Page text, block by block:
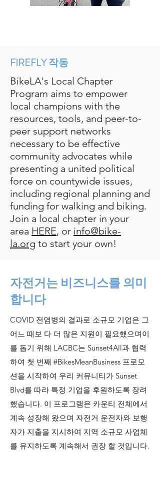
FIREFLY 작동
BikeLA's Local Chapter
Program aims to empower
local champions with the
resources, tools, and peer-to-
peer support networks
necessary to be effective
community advocates while
presenting a united political
force on countywide issues,
including regional planning and
funding for walking and biking.
Join a local chapter in your
area HERE, or info@bike-
la.org to start your own!
자전거는 비즈니스를 의미
합니다
COVID 전염병의 결과로 소규모 기업은 그
어느 때보 다 더 많은 지원이 필요했으며이
를 돕기 위해 LACBC는 Sunset4All과 협력
하여 첫 번째 #BikesMeanBusiness 프로모
션을 시작하여 우리 커뮤니티가 Sunset
Blvd를 따라 특정 기업을 후원하도록 장려
했습니다. 이 프로그램은 카운티 전체에서
계속 성장해 왔으며 자전거 운전자와 보행
자가 지출을 지시하여 지역 소규모 사업체
를 유지하도록 계속해서 권장 할 것입니다.